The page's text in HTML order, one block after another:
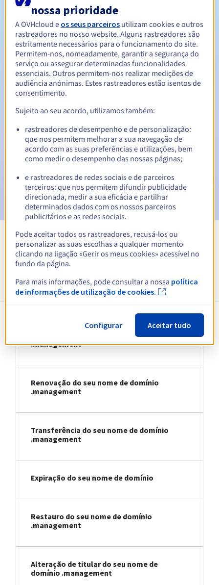
Período de renovação Entre 1 e 10 anos
Período de redenção 30 dias
Notificações automáticas:
60, 30, 15, 7 e 3 dias antes da data de
expiração
E-mail no dia da expiraçãopara notificar a suspensão do
nome de domínio
E-mail após o Redemption Grace Periodpara notificar a
eliminação do nome de domínio
Ver todas as extensões
Informações sobre .management
Registo do seu nome de domínio
.management
Renovação do seu nome de domínio
.management
Transferência do seu nome de domínio
.management
Expiração do seu nome de domínio
Restauro do seu nome de domínio
.management
Alteração de titular do seu nome de
domínio .management
nossa prioridade
A OVHcloud e os seus parceiros utilizam cookies e outros
rastreadores no nosso website. Alguns rastreadores são
estritamente necessários para o funcionamento do site.
Permitem-nos, nomeadamente, garantir a segurança do
serviço ou assegurar determinadas funcionalidades
essenciais. Outros permitem-nos realizar medições de
audiência anónimas. Estes rastreadores estão isentos de
consentimento.
Sujeito ao seu acordo, utilizamos também:
rastreadores de desempenho e de personalização:
que nos permitem melhorar a sua navegação de
acordo com as suas preferências e utilizações, bem
como medir o desempenho das nossas páginas;
e rastreadores de redes sociais e de parceiros
terceiros: que nos permitem difundir publicidade
direcionada, medir a sua eficácia e partilhar
determinados dados com os nossos parceiros
publicitários e as redes sociais.
Pode aceitar todos os rastreadores, recusá-los ou
personalizar as suas escolhas a qualquer momento
clicando na ligação «Gerir os meus cookies» acessível no
fundo da página.
Para mais informações, pode consultar a nossa política
de informações de utilização de cookies.
Configurar Aceitar tudo